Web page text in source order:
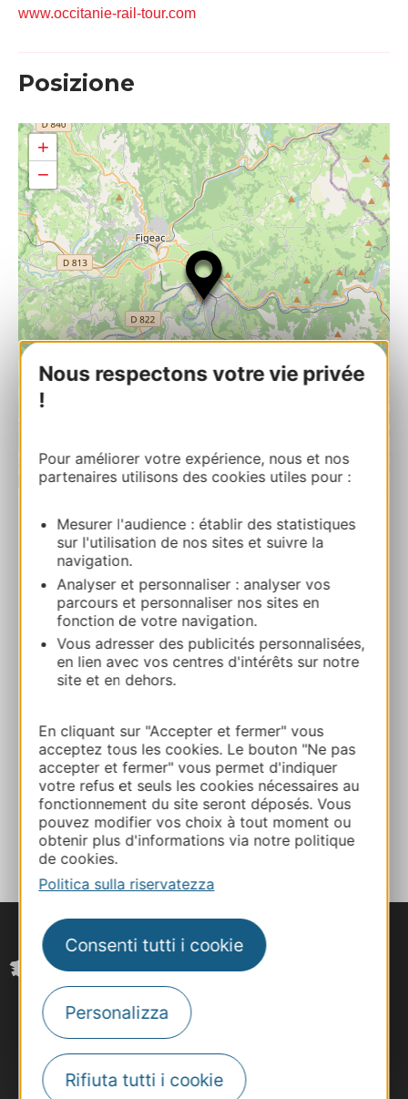
Nous respectons votre vie privée
!
Pour améliorer votre expérience, nous et nos
partenaires utilisons des cookies utiles pour :
Mesurer l'audience : établir des statistiques
sur l'utilisation de nos sites et suivre la
navigation.
Analyser et personnaliser : analyser vos
parcours et personnaliser nos sites en
fonction de votre navigation.
Vous adresser des publicités personnalisées,
en lien avec vos centres d'intérêts sur notre
site et en dehors.
En cliquant sur "Accepter et fermer" vous
acceptez tous les cookies. Le bouton "Ne pas
accepter et fermer" vous permet d'indiquer
votre refus et seuls les cookies nécessaires au
fonctionnement du site seront déposés. Vous
pouvez modifier vos choix à tout moment ou
obtenir plus d'informations via notre politique
de cookies.
Politica sulla riservatezza
Consenti tutti i cookie
Personalizza
Rifiuta tutti i cookie
www.occitanie-rail-tour.com
Posizione
+
−
Leaflet| Map data ©OpenStreetMap contributors
Aire d’accueil pour camping-cars Les
portes du Pays de Figeac
La GuinguetteBoulevard Paul Ramadier
12700 CAPDENAC-GARE
Calcola il tuo percorso
E-mail
AGGIUNGI
AL TACCUINO